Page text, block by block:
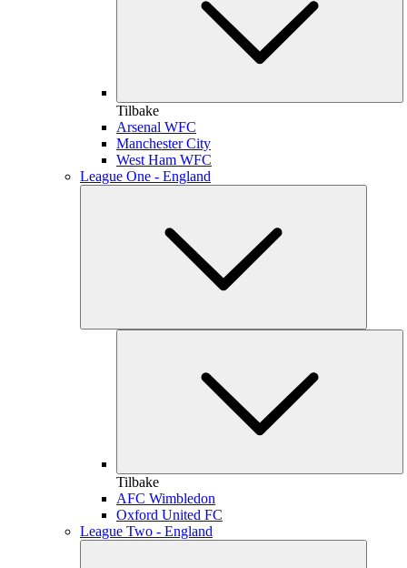
Tilbake
Arsenal WFC
Manchester City
West Ham WFC
League One - England
Tilbake
AFC Wimbledon
Oxford United FC
League Two - England